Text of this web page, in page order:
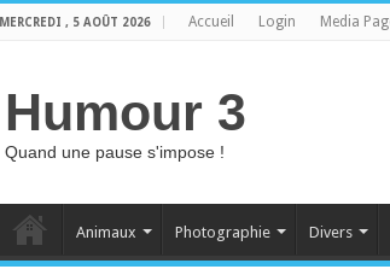
MERCREDI , 5 AOÛT 2026 Accueil Login Media
Humour 3
Quand une pause s'impose !
Animaux Photographie Divers